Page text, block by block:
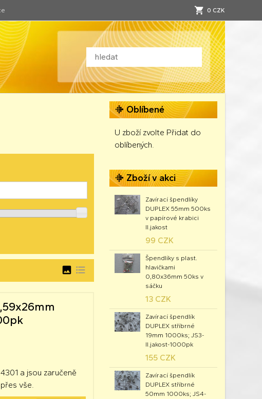
0 CZK
image format_list_bulleted
a jsou zaručeně
vše.
Oblíbené
U zboží zvolte Přidat do
oblíbených.
Zboží v akci
Zavírací špendlíky
DUPLEX 55mm 500ks
v papírové krabici
II.jakost
99 CZK
Špendlíky s plast.
hlavičkami
0,80x36mm 50ks v
sáčku
13 CZK
Zavírací špendlík
DUPLEX stříbrné
19mm 1000ks; JS3-
II.jakost-1000pk
155 CZK
Zavírací špendlík
DUPLEX stříbrné
50mm 1000ks; JS4-